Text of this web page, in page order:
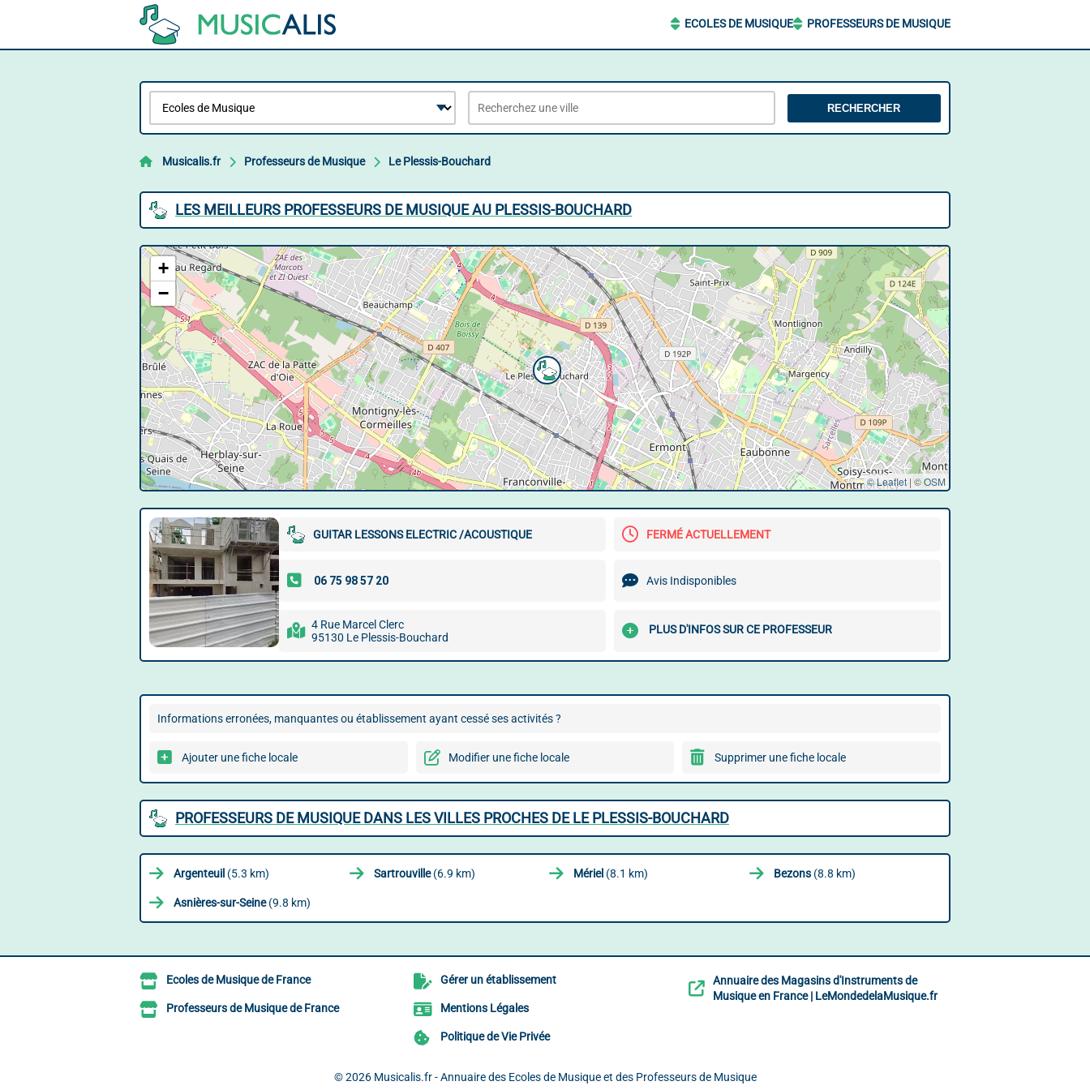
ECOLES DE MUSIQUE PROFESSEURS DE MUSIQUE
RECHERCHER
Musicalis.fr Professeurs de Musique Le Plessis-Bouchard
LES MEILLEURS PROFESSEURS DE MUSIQUE AU PLESSIS-BOUCHARD
+
−
© Leaflet | ©OSM
GUITAR LESSONS ELECTRIC /ACOUSTIQUE FERMÉ ACTUELLEMENT
Avis Indisponibles
4 Rue Marcel Clerc
95130 Le Plessis-Bouchard
PLUS D'INFOS SUR CE PROFESSEUR
Informations erronées, manquantes ou établissement ayant cessé ses activités ?
Ajouter une fiche locale Modifier une fiche locale Supprimer une fiche locale
PROFESSEURS DE MUSIQUE DANS LES VILLES PROCHES DE LE PLESSIS-BOUCHARD
Argenteuil (5.3 km) Sartrouville(6.9 km) Mériel (8.1 km) Bezons(8.8 km)
Asnières-sur-Seine(9.8 km)
Ecoles de Musique de France
Professeurs de Musique de France
Gérer un établissement
Mentions Légales
Politique de Vie Privée
Annuaire des Magasins d'Instruments de
Musique en France | LeMondedelaMusique.fr
© 2026 Musicalis.fr - Annuaire des Ecoles de Musique et des Professeurs de Musique